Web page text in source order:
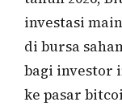
investasi
di bursa
bagi investor
ke pasar